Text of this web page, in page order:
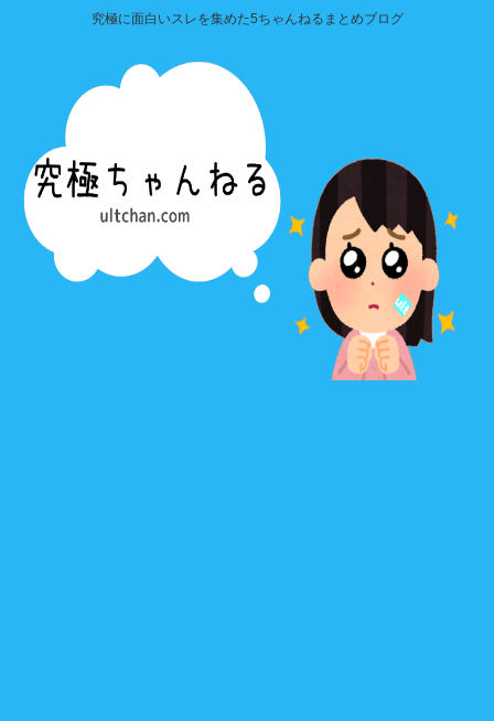
究極に面白いスレを集めた5ちゃんねるまとめブログ